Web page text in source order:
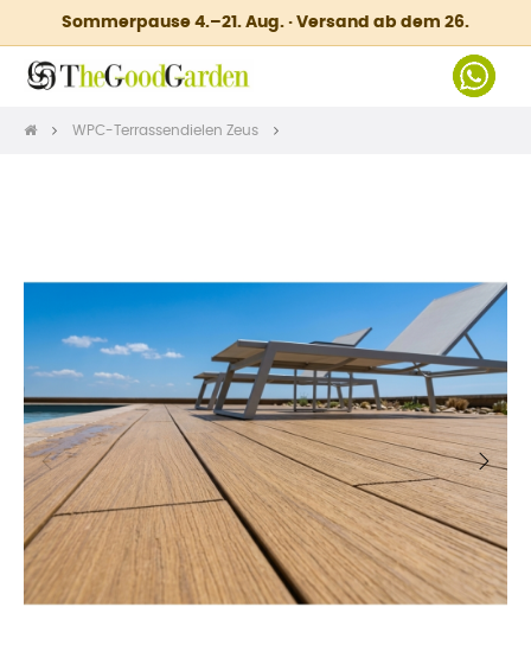
Sommerpause 4.–21. Aug. · Versand ab dem 26.
WPC-Terrassendielen Zeus